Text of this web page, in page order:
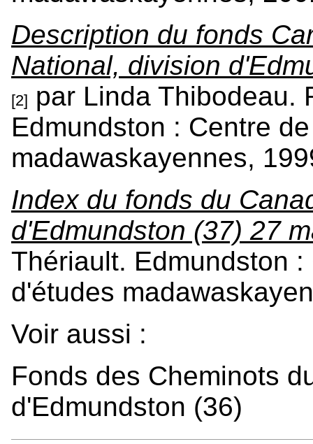
Description du fonds
National, division
[2] par Linda Thibodeau.
Edmundston : Centre
madawaskayennes,
Index du fonds du
d'Edmundston (37) 27
Thériault. Edmundston
d'études
Voir aussi :
Fonds des Cheminots
d'Edmundston (36)